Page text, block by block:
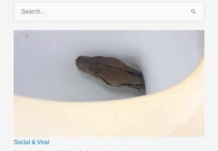
c
c
Social & Viral